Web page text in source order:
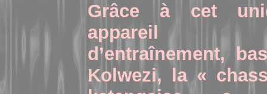
Grâce à cet
appareil
d’entraînement,
Kolwezi, la «